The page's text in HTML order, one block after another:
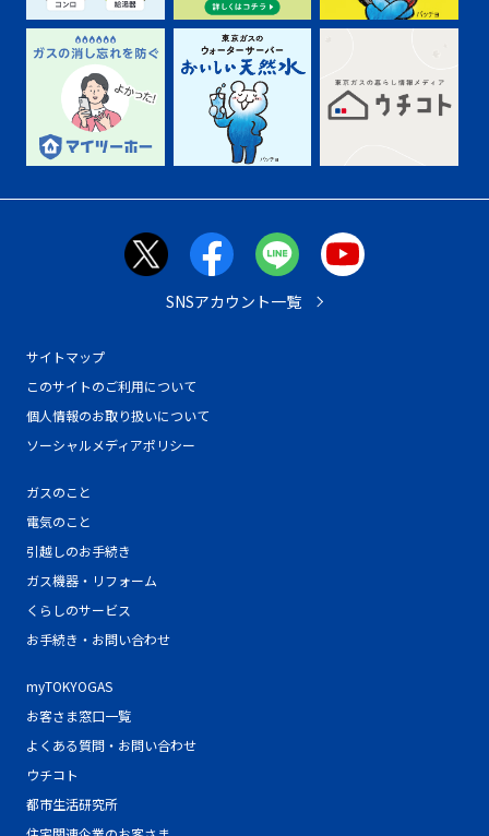
サイトマップ
このサイトのご利用について
個人情報のお取り扱いについて
ソーシャルメディアポリシー
ガスのこと
電気のこと
引越しのお手続き
ガス機器・リフォーム
くらしのサービス
お手続き・お問い合わせ
myTOKYOGAS
お客さま窓口一覧
よくある質問・お問い合わせ
ウチコト
都市生活研究所
SNSアカウント一覧